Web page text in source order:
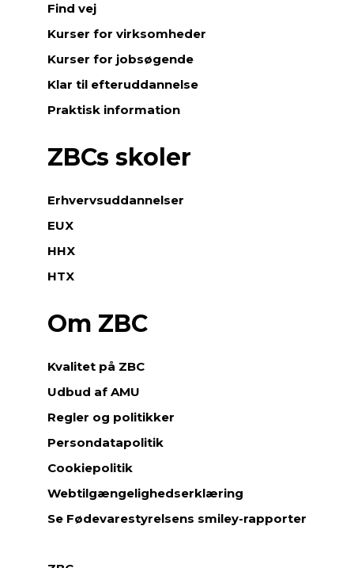
Find vej
Kurser for virksomheder
Kurser for jobsøgende
Klar til efteruddannelse
Praktisk information
ZBCs skoler
Erhvervsuddannelser
EUX
HHX
HTX
Om ZBC
Kvalitet på ZBC
Udbud af AMU
Regler og politikker
Persondatapolitik
Cookiepolitik
Webtilgængelighedserklæring
Se Fødevarestyrelsens smiley-rapporter